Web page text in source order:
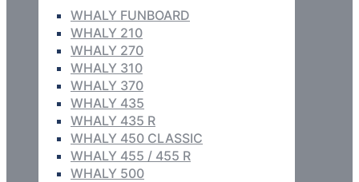
WHALY FUNBOARD
WHALY 210
WHALY 270
WHALY 310
WHALY 370
WHALY 435
WHALY 435 R
WHALY 450 CLASSIC
WHALY 455 / 455 R
WHALY 500